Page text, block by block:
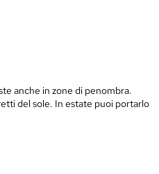
anche in zone di penombra.
del sole. In estate puoi portarlo